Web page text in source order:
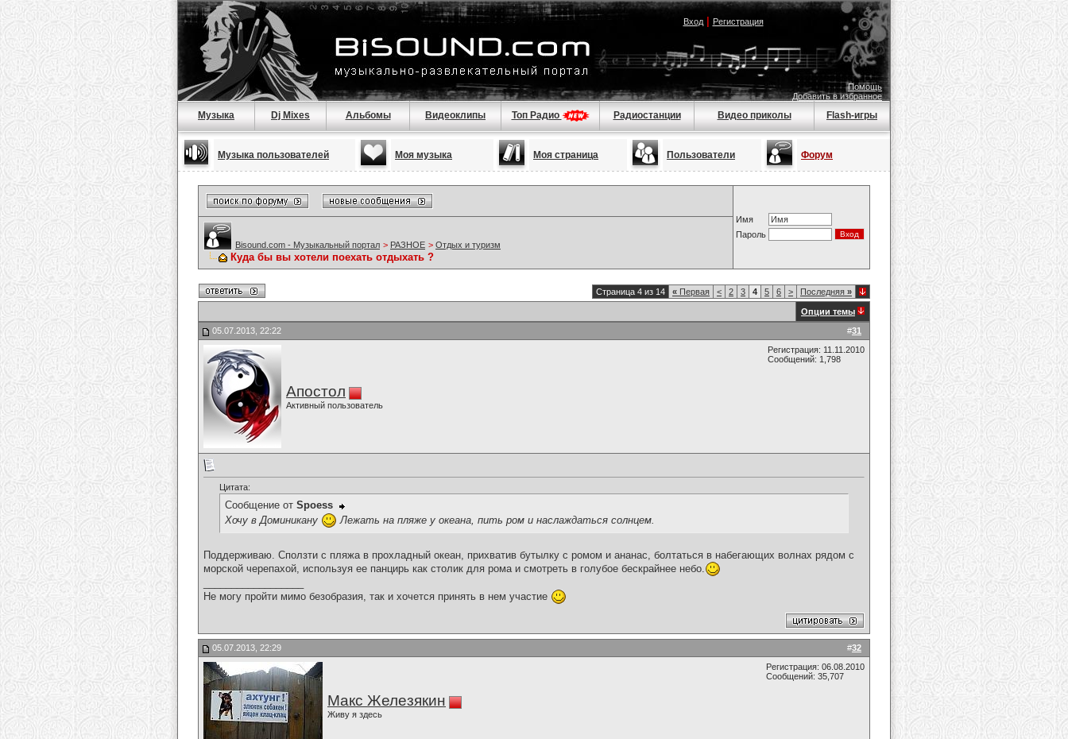
Вход| Регистрация
Помощь
Добавить в избранное
Музыка Dj Mixes Альбомы Видеоклипы Топ Радио Радиостанции Видео приколы Flash-игры
Музыка пользователей Моя музыка Моя страница Пользователи Форум
Имя
Пароль
Bisound.com - Музыкальный портал > РАЗНОЕ > Отдых и туризм
Куда бы вы хотели поехать отдыхать ?
Страница 4 из 14 « Первая < 2 3 4 5 6 > Последняя »
Опции темы
#31
05.07.2013, 22:22
Апостол
Активный пользователь
Регистрация: 11.11.2010
Сообщений: 1,798
Цитата:
Сообщение от Spoess
Хочу в Доминикану
Лежать на пляже у океана, пить ром и наслаждаться солнцем.
Поддерживаю. Сползти с пляжа в прохладный океан, прихватив бутылку с ромом и ананас, болтаться в набегающих волнах рядом с
морской черепахой, используя ее панцирь как столик для рома и смотреть в голубое бескрайнее небо.
Не могу пройти мимо безобразия, так и хочется принять в нем участие
#32
05.07.2013, 22:29
Макс Железякин
Живу я здесь
Регистрация: 06.08.2010
Сообщений: 35,707